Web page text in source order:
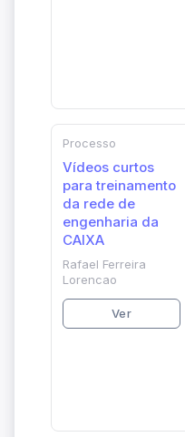
Processo
Vídeos curtos
para treinamento
da rede de
engenharia da
CAIXA
Rafael Ferreira
Lorencao
Ver